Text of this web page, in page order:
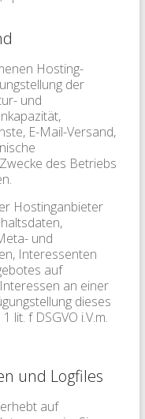
Hosting-
der
und
E-Mail-Versand,
des Betriebs
Hostinganbieter
und
Interessenten
auf
an einer
dieses
lit. f DSGVO i.V.m.
und Logfiles
auf